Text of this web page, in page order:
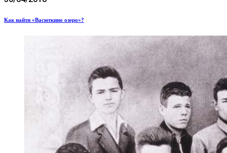
Как найти «Васюткино озеро»?